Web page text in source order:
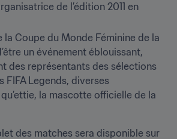
de l’édition 2011 en
la Coupe du Monde Féminine de la
un événement éblouissant,
des représentants des sélections
FIFA Legends, diverses
la mascotte officielle de la